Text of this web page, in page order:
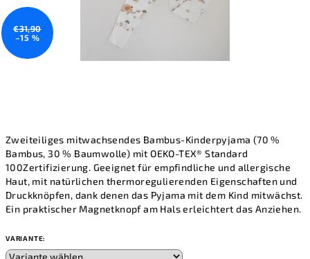
Zweiteiliges mitwachsendes Bambus-Kinderpyjama (70 %
Bambus, 30 % Baumwolle) mitOEKO-TEX® Standard
100Zertifizierung. Geeignet für empfindliche und allergische
Haut, mit natürlichen thermoregulierenden Eigenschaften und
Druckknöpfen, dank denen das Pyjama mit dem Kind mitwächst.
Ein praktischer Magnetknopf am Halserleichtert das Anziehen.
VARIANTE:
€31,90
–15 %